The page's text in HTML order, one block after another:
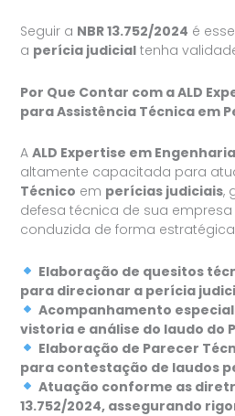
Seguir a NBR 13.752/2024 é
a perícia judicial tenha
Por Que Contar com a ALD
para Assistência Técnica em
AALD Expertise em Engenharia
altamente capacitada para
Técnico em perícias judiciais,
defesa técnica de sua
conduzida de forma
Elaboração de quesitos
para direcionar a perícia
Acompanhamento
vistoria e análise do laudo do
Elaboração de Parecer
para contestação de laudos
Atuação conforme as
13.752/2024, assegurando